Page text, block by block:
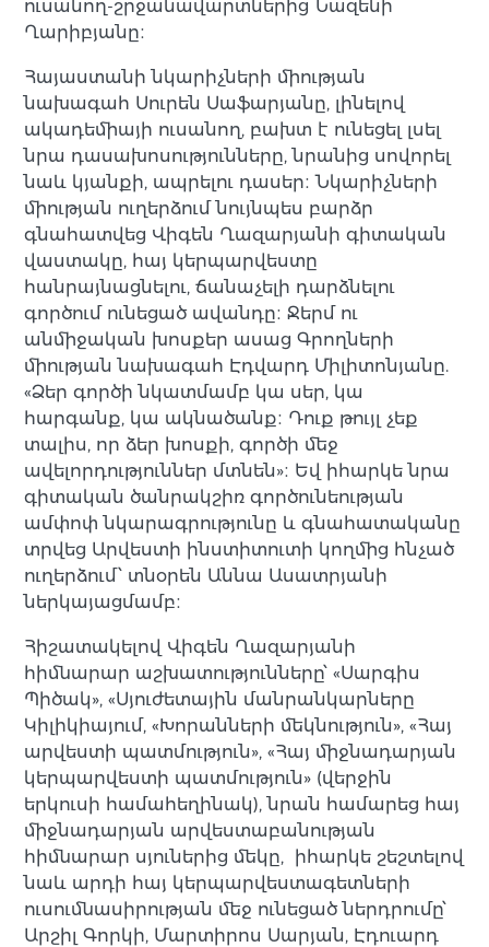
ուսանող-շրջանավարտներից Նազենի
Ղարիբյանը։
Հայաստանի նկարիչների միության
նախագահ Սուրեն Սաֆարյանը, լինելով
ակադեմիայի ուսանող, բախտ է ունեցել լսել
նրա դասախոսությունները, նրանից սովորել
նաև կյանքի, ապրելու դասեր։ Նկարիչների
միության ուղերձում նույնպես բարձր
գնահատվեց Վիգեն Ղազարյանի գիտական
վաստակը, հայ կերպարվեստը
հանրայնացնելու, ճանաչելի դարձնելու
գործում ունեցած ավանդը։ Ջերմ ու
անմիջական խոսքեր ասաց Գրողների
միության նախագահ Էդվարդ Միլիտոնյանը.
«Ձեր գործի նկատմամբ կա սեր, կա
հարգանք, կա ակնածանք։ Դուք թույլ չեք
տալիս, որ ձեր խոսքի, գործի մեջ
ավելորդություններ մտնեն»։ Եվ իհարկե նրա
գիտական ծանրակշիռ գործունեության
ամփոփ նկարագրությունը և գնահատականը
տրվեց Արվեստի ինստիտուտի կողմից հնչած
ուղերձում՝ տնօրեն Աննա Ասատրյանի
ներկայացմամբ։
Հիշատակելով Վիգեն Ղազարյանի
հիմնարար աշխատությունները՝ «Սարգիս
Պիծակ», «Սյուժետային մանրանկարները
Կիլիկիայում, «Խորանների մեկնություն», «Հայ
արվեստի պատմություն», «Հայ միջնադարյան
կերպարվեստի պատմություն» (վերջին
երկուսի համահեղինակ), նրան համարեց հայ
միջնադարյան արվեստաբանության
հիմնարար սյուներից մեկը, իհարկե շեշտելով
նաև արդի հայ կերպարվեստագետների
ուսումնասիրության մեջ ունեցած ներդրումը՝
Արշիլ Գորկի, Մարտիրոս Սարյան, Էդուարդ